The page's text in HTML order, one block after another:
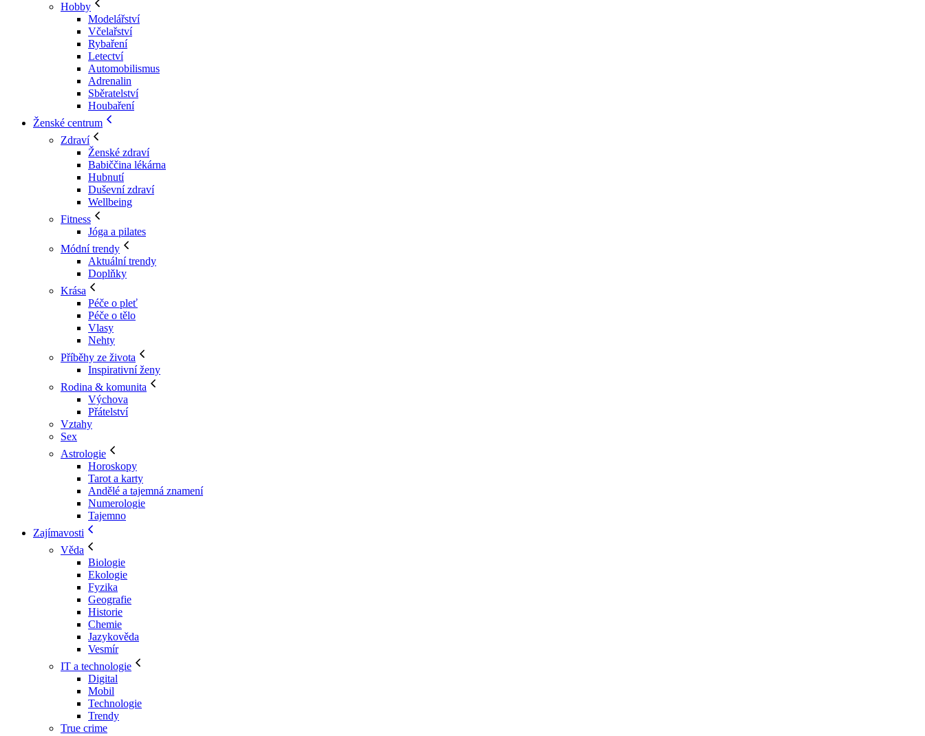
Hobby
Modelářství
Včelařství
Rybaření
Letectví
Automobilismus
Adrenalin
Sběratelství
Houbaření
Ženské centrum
Zdraví
Ženské zdraví
Babiččina lékárna
Hubnutí
Duševní zdraví
Wellbeing
Fitness
Jóga a pilates
Módní trendy
Aktuální trendy
Doplňky
Krása
Péče o pleť
Péče o tělo
Vlasy
Nehty
Příběhy ze života
Inspirativní ženy
Rodina & komunita
Výchova
Přátelství
Vztahy
Sex
Astrologie
Horoskopy
Tarot a karty
Andělé a tajemná znamení
Numerologie
Tajemno
Zajímavosti
Věda
Biologie
Ekologie
Fyzika
Geografie
Historie
Chemie
Jazykověda
Vesmír
IT a technologie
Digital
Mobil
Technologie
Trendy
True crime